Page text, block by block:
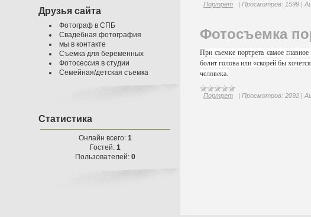
Друзья сайта
Фотограф в СПБ
Свадебная фотография
мы в контакте
Съемка для беременных
Фотосессия в студии
Семейная/детская съемка
Статистика
Онлайн всего: 1
Гостей: 1
Пользователей: 0
Портрет | Просмотров: 1599 |
Фотосъемка
При съемке портрета самое
болит голова или «скорей бы
человека.
Портрет | Просмотров: 2092 |